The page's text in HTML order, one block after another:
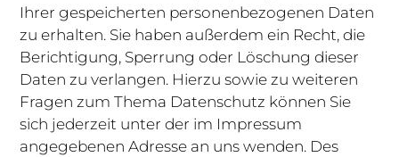
Ihrer gespeicherten personenbezogenen Daten
zu erhalten. Sie haben außerdem ein Recht, die
Berichtigung, Sperrung oder Löschung dieser
Daten zu verlangen. Hierzu sowie zu weiteren
Fragen zum Thema Datenschutz können Sie
sich jederzeit unter der im Impressum
angegebenen Adresse an uns wenden. Des